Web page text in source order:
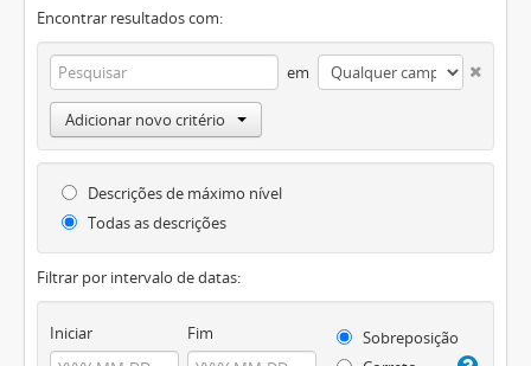
Encontrar resultados com:
em
Adicionar novo critério
Descrições de máximo nível
Todas as descrições
Filtrar por intervalo de datas:
Iniciar Fim
Sobreposição